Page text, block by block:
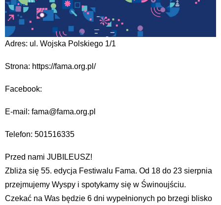
Adres: ul. Wojska Polskiego 1/1
Strona: https://fama.org.pl/
Facebook:
E-mail: fama@fama.org.pl
Telefon: 501516335
Przed nami JUBILEUSZ!
Zbliża się 55. edycja Festiwalu Fama. Od 18 do 23 sierpnia
przejmujemy Wyspy i spotykamy się w Świnoujściu.
Czekać na Was będzie 6 dni wypełnionych po brzegi blisko